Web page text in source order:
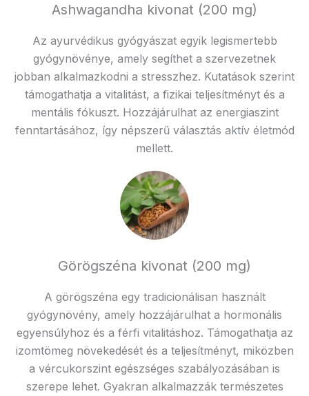
Ashwagandha kivonat (200 mg)
Az ayurvédikus gyógyászat egyik legismertebb
gyógynövénye, amely segíthet a szervezetnek
jobban alkalmazkodni a stresszhez. Kutatások szerint
támogathatja a vitalitást, a fizikai teljesítményt és a
mentális fókuszt. Hozzájárulhat az energiaszint
fenntartásához, így népszerű választás aktív életmód
mellett.
Görögszéna kivonat (200 mg)
A görögszéna egy tradicionálisan használt
gyógynövény, amely hozzájárulhat a hormonális
egyensúlyhoz és a férfi vitalitáshoz. Támogathatja az
izomtömeg növekedését és a teljesítményt, miközben
a vércukorszint egészséges szabályozásában is
szerepe lehet. Gyakran alkalmazzák természetes